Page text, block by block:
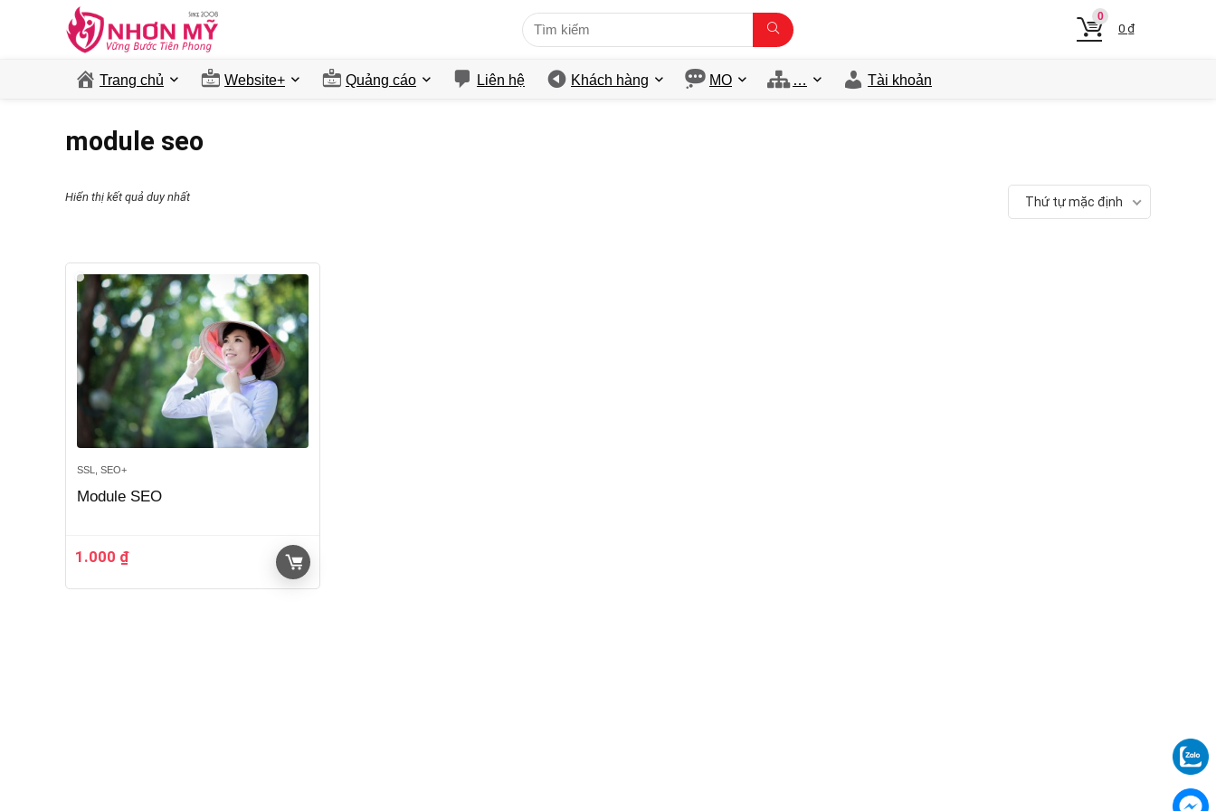
0
0 ₫
Trang chủ Website+ Quảng cáo Liên hệ Khách hàng MO … Tài khoản
module seo
Hiển thị kết quả duy nhất Thứ tự mặc định
SSL, SEO+
Module SEO
1.000 ₫